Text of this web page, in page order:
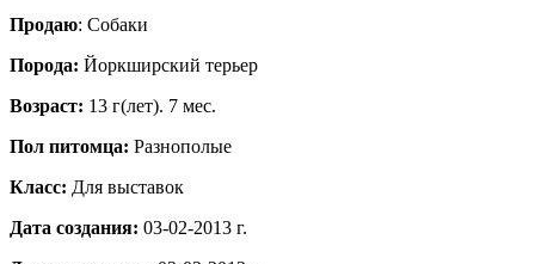
Продаю: Собаки
Порода: Йоркширский терьер
Возраст: 13 г(лет). 7 мес.
Пол питомца: Разнополые
Класс: Для выставок
Дата создания: 03-02-2013 г.